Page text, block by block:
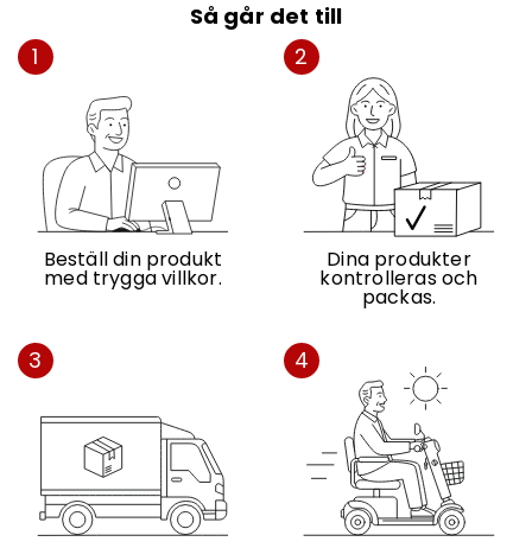
Så går det till
1
Beställ din produkt
med trygga villkor.
2
Dina produkter
kontrolleras och
packas.
3 4